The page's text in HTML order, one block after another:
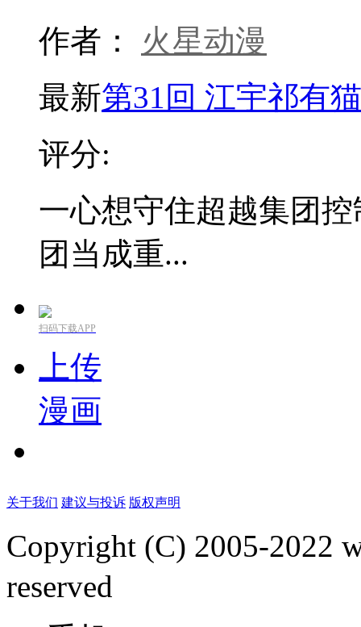
作者：
火星动漫
最新第31回 江宇祁有
评分:
一心想守住超越集团
团当成重...
扫码下载APP
上传
漫画
关于我们 建议与投诉 版权声明
Copyright (C) 2005-2022
reserved